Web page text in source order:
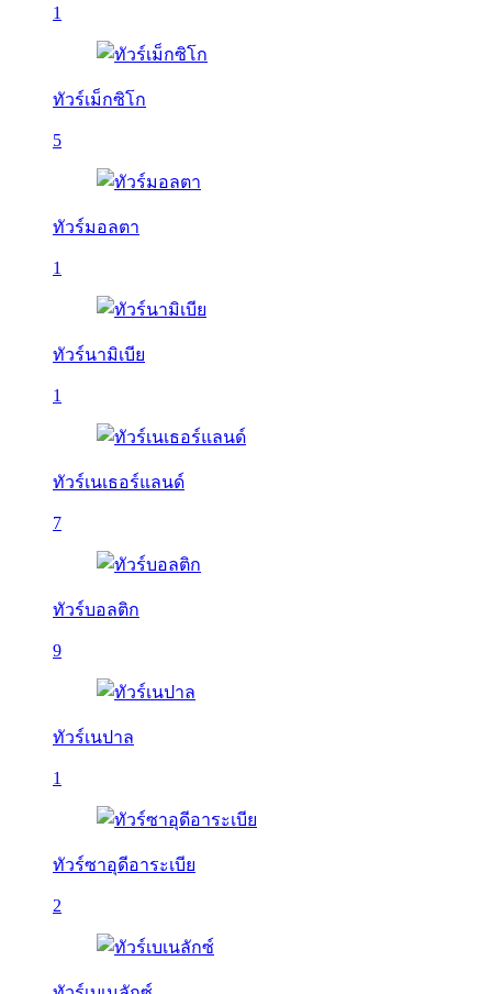
1
ทัวร์เม็กซิโก
5
ทัวร์มอลตา
1
ทัวร์นามิเบีย
1
ทัวร์เนเธอร์แลนด์
7
ทัวร์บอลติก
9
ทัวร์เนปาล
1
ทัวร์ซาอุดีอาระเบีย
2